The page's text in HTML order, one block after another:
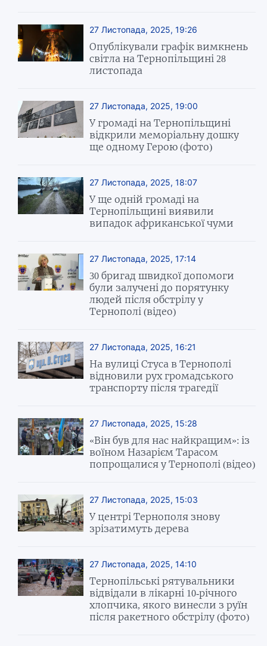
27 Листопада, 2025, 19:26
Опублікували графік вимкнень
світла на Тернопільщині 28
листопада
27 Листопада, 2025, 19:00
У громаді на Тернопільщині
відкрили меморіальну дошку
ще одному Герою (фото)
27 Листопада, 2025, 18:07
У ще одній громаді на
Тернопільщині виявили
випадок африканської чуми
27 Листопада, 2025, 17:14
30 бригад швидкої допомоги
були залучені до порятунку
людей після обстрілу у
Тернополі (відео)
27 Листопада, 2025, 16:21
На вулиці Стуса в Тернополі
відновили рух громадського
транспорту після трагедії
27 Листопада, 2025, 15:28
«Він був для нас найкращим»: із
воїном Назарієм Тарасом
попрощалися у Тернополі (відео)
27 Листопада, 2025, 15:03
У центрі Тернополя знову
зрізатимуть дерева
27 Листопада, 2025, 14:10
Тернопільські рятувальники
відвідали в лікарні 10-річного
хлопчика, якого винесли з руїн
після ракетного обстрілу (фото)